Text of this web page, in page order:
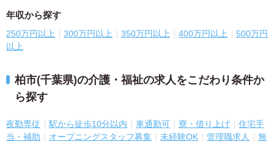
年収から探す
250万円以上 300万円以上 350万円以上 400万円以上
500万円
以上
柏市(千葉県)の介護・福祉の求人をこだわり条件か
ら探す
夜勤専従 駅から徒歩10分以内 車通勤可 寮・借り上げ
住宅手
当・補助
オープニングスタッフ募集 未経験OK 管理職求人
無